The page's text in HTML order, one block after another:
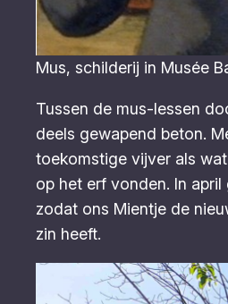
Mus, schilderij in Musée
Tussen de mus-lessen
deels gewapend beton.
toekomstige vijver als
op het erf vonden. In
zodat ons Mientje de
zin heeft.